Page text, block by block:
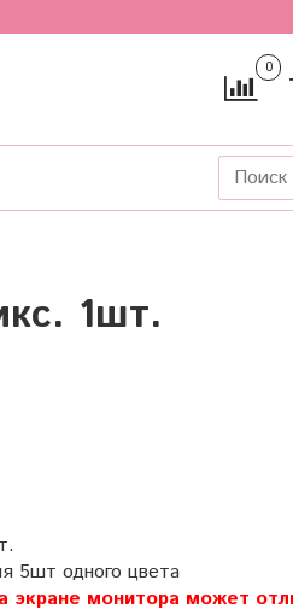
0
1шт.
5шт одного цвета
экране монитора может